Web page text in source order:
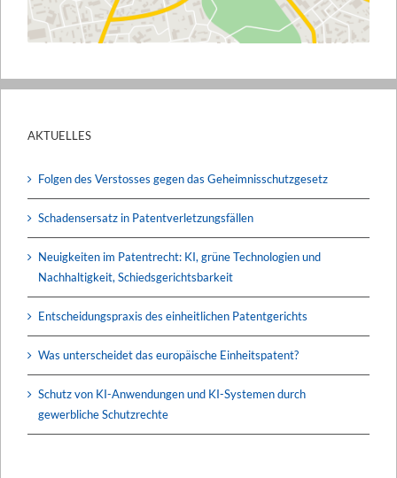
AKTUELLES
Folgen des Verstosses gegen das Geheimnisschutzgesetz
Schadensersatz in Patentverletzungsfällen
Neuigkeiten im Patentrecht: KI, grüne Technologien und
Nachhaltigkeit, Schiedsgerichtsbarkeit
Entscheidungspraxis des einheitlichen Patentgerichts
Was unterscheidet das europäische Einheitspatent?
Schutz von KI-Anwendungen und KI-Systemen durch
gewerbliche Schutzrechte